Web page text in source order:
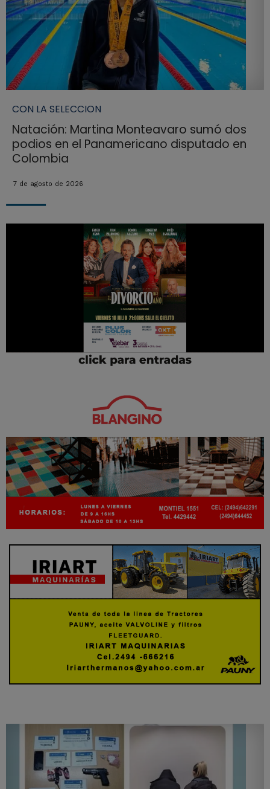
CON LA SELECCION
Natación: Martina Monteavaro sumó dos
podios en el Panamericano disputado en
Colombia
7 de agosto de 2026